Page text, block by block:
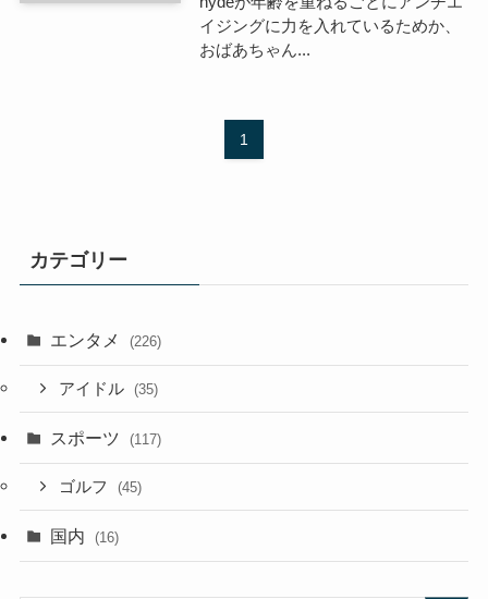
イジングに力を入れているためか、
おばあちゃん...
1
カテゴリー
エンタメ (226)
アイドル (35)
スポーツ (117)
ゴルフ (45)
国内 (16)